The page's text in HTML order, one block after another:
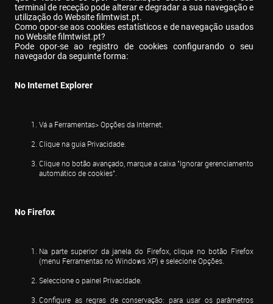
terminal de receção pode alterar e degradar a sua navegação e
utilização do Website filmtwist.pt.
Como opor-se aos cookies estatísticos e de navegação usados
no Website filmtwist.pt?
Pode opor-se ao registro de cookies configurando o seu
navegador da seguinte forma:
No Internet Explorer
Vá a Ferramentas> Opções da Internet.
Clique na guia Privacidade.
Clique no botão avançado, marque a caixa "Ignorar gerenciamento
automático de cookies".
No Firefox
Na parte superior da janela do Firefox, clique no botão Firefox
(menu Ferramentas no Windows XP) e selecione Opções.
Seleccione o painel Privacidade.
Configure as regras de conservação: para usar os parâmetros